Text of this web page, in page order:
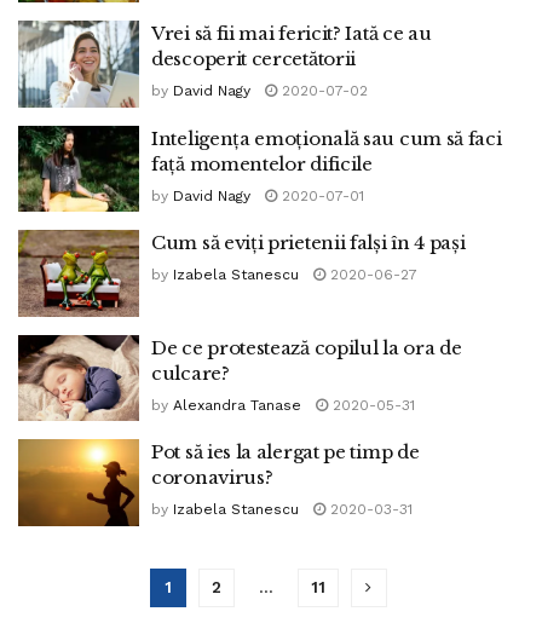
Vrei să fii mai fericit? Iată ce au
descoperit cercetătorii
by David Nagy 2020-07-02
Inteligența emoțională sau cum să faci
față momentelor dificile
by David Nagy 2020-07-01
Cum să eviți prietenii falși în 4 pași
by Izabela Stanescu 2020-06-27
De ce protestează copilul la ora de
culcare?
by Alexandra Tanase 2020-05-31
Pot să ies la alergat pe timp de
coronavirus?
by Izabela Stanescu 2020-03-31
1 2 … 11